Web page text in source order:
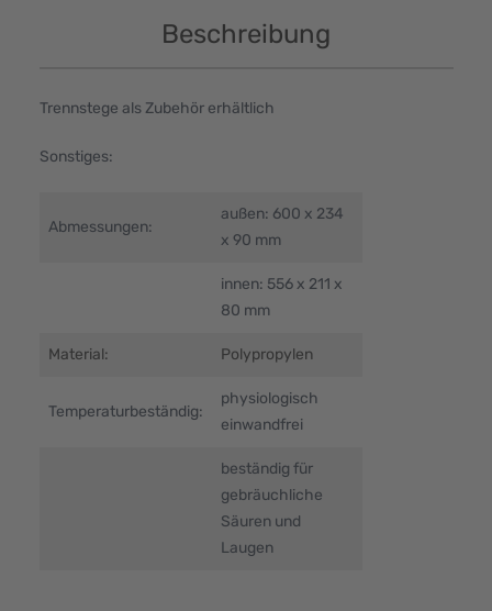
Beschreibung
Trennstege als Zubehör erhältlich
Sonstiges:
Abmessungen:
außen: 600 x 234
x 90 mm
innen: 556 x 211 x
80 mm
Material: Polypropylen
Temperaturbeständig:
physiologisch
einwandfrei
beständig für
gebräuchliche
Säuren und
Laugen